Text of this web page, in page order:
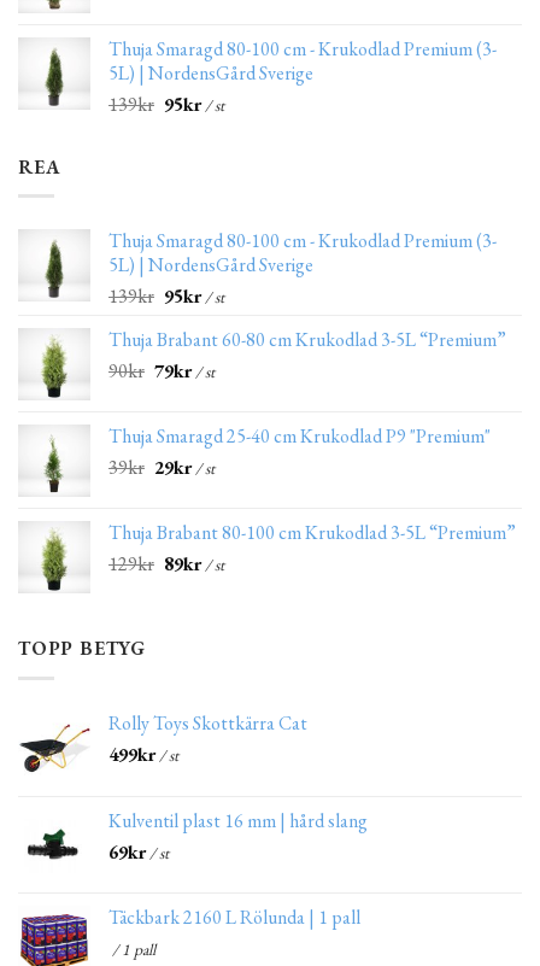
Thuja Smaragd 80-100 cm - Krukodlad Premium (3-
5L) | NordensGård Sverige
139kr 95kr/ st
REA
Thuja Smaragd 80-100 cm - Krukodlad Premium (3-
5L) | NordensGård Sverige
139kr 95kr/ st
Thuja Brabant 60-80 cm Krukodlad 3-5L “Premium”
90kr 79kr/ st
Thuja Smaragd 25-40 cm Krukodlad P9 "Premium"
39kr 29kr/ st
Thuja Brabant 80-100 cm Krukodlad 3-5L “Premium”
129kr 89kr/ st
TOPP BETYG
Rolly Toys Skottkärra Cat
499kr/ st
Kulventil plast 16 mm | hård slang
69kr/ st
Täckbark 2160 L Rölunda | 1 pall
/ 1 pall